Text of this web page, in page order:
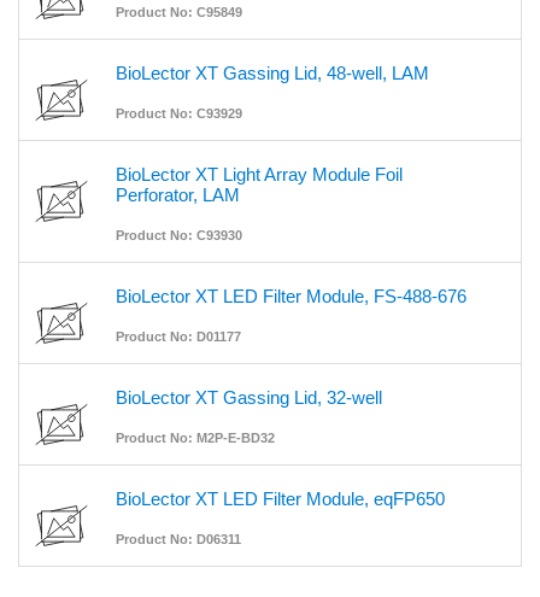
Product No: C95849
BioLector XT Gassing Lid, 48-well, LAM
Product No: C93929
BioLector XT Light Array Module Foil
Perforator, LAM
Product No: C93930
BioLector XT LED Filter Module, FS-488-676
Product No: D01177
BioLector XT Gassing Lid, 32-well
Product No: M2P-E-BD32
BioLector XT LED Filter Module, eqFP650
Product No: D06311